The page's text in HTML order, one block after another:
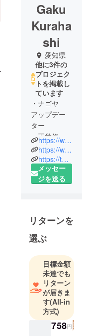
Gaku
Kuraha
shi
愛知県
他に3件の
プロジェク
トを掲載し
ています
・ナゴヤ
アップデー
ター
・工学修士
（社会工
学）
・バイリン
ガル（日
210億円、海
外公演21
回、創始メ
ンバー）
・フードプ
ロデュー
サー（ひね
もす食卓祭
最優秀賞受
賞、NHKに
https://www.youtube.com/channel/UCBtoTU-F9NMgNVLcTTVR2bg?view_as=subscriber
https://www.instagram.com/gaku_kurahashi/
https://twitter.com/gaku19810521
メッセー
ジを送る
リターンを
選ぶ
目標金額
未達でも
リターン
が届きま
す(All-in
方式)
758円